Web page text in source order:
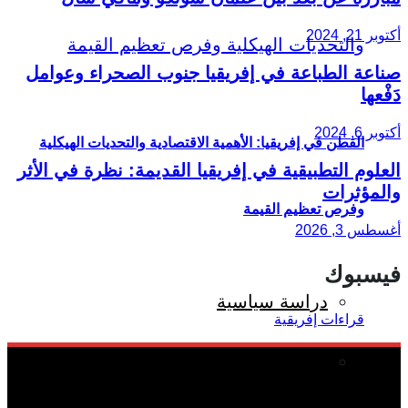
القطن في إفريقيا: الأهمية الاقتصادية والتحديات الهيكلية
وفرص تعظيم القيمة
دراسة سياسية
أكتوبر 21, 2024
صناعة الطباعة في إفريقيا جنوب الصحراء وعوامل
دَفْعها
أكتوبر 6, 2024
العلوم التطبيقية في إفريقيا القديمة: نظرة في الأثر
والمؤثرات
أغسطس 3, 2026
فيسبوك